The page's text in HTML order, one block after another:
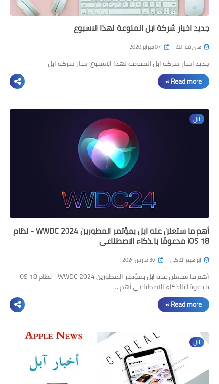
جديد اخبار شركة ابل المنوعة لهذا الاسبوع
هاي فور تك
جديد اخبار شركة ابل المنوعة لهذا الاسبوع اخبار شركة ابل
Read more »
ابل
أهم ما ستعلن عنه ابل بمؤتمر المطورين WWDC 2024 - نظام
iOS 18 مدعومًا بالذكاء الاصطناعي
إبراهيم التركي
أهم ما ستعلن عنه ابل بمؤتمر المطورين WWDC 2024 - نظام iOS 18
مدعومًا بالذكاء الاصطناعي أهم …
Read more »
ابل